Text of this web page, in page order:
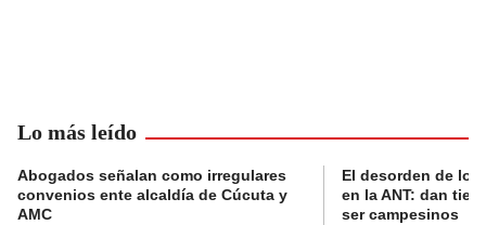
Lo más leído
Abogados señalan como irregulares
convenios ente alcaldía de Cúcuta y
AMC
El desorden de
en la ANT: dan
ser campesinos